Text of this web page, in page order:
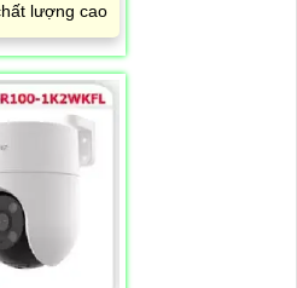
lượng cao